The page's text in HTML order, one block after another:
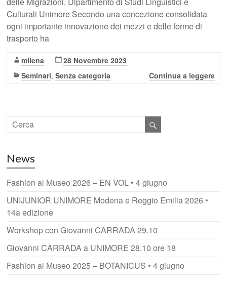
Culturali Unimore Secondo una concezione consolidata
ogni importante innovazione dei mezzi e delle forme di
trasporto ha
milena
28 Novembre 2023
Seminari,Senza categoria Continua a leggere
News
Fashion al Museo 2026 – EN VOL • 4 giugno
UNIJUNIOR UNIMORE Modena e Reggio Emilia 2026 •
14a edizione
Workshop con Giovanni CARRADA 29.10
Giovanni CARRADA a UNIMORE 28.10 ore 18
Fashion al Museo 2025 – BOTANICUS • 4 giugno